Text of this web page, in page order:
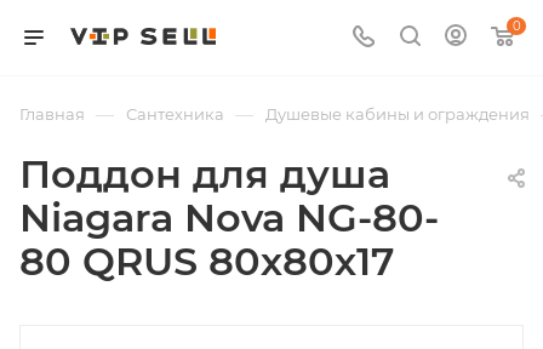
0
Главная — Сантехника — Душевые кабины и ограждения
Поддон для душа
Niagara Nova NG-80-
80 QRUS 80х80х17